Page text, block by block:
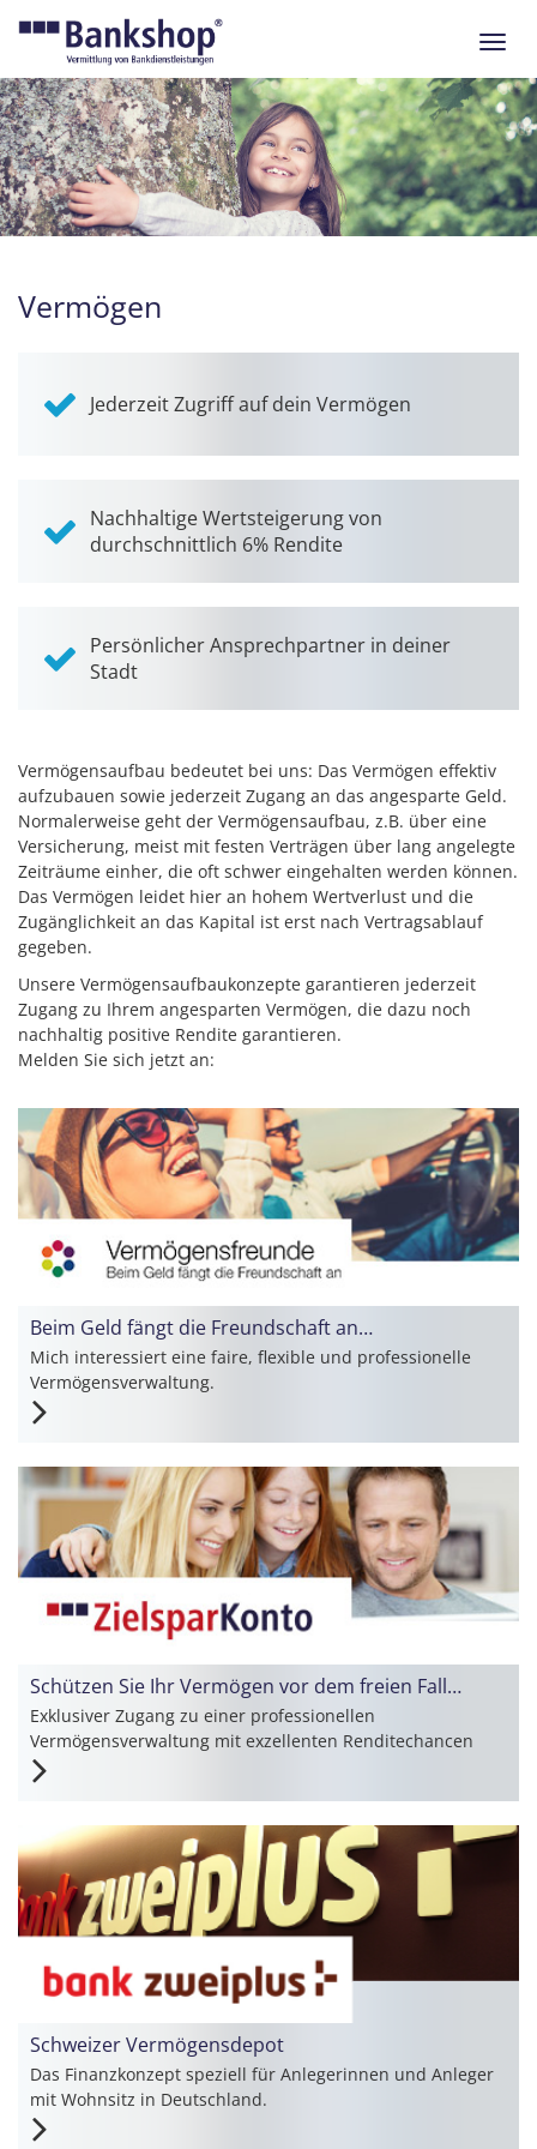
Vermögen
Jederzeit Zugriff auf dein Vermögen
Nachhaltige Wertsteigerung von
durchschnittlich 6% Rendite
Persönlicher Ansprechpartner in deiner
Stadt
Vermögensaufbau bedeutet bei uns: Das Vermögen effektiv
aufzubauen sowie jederzeit Zugang an das angesparte Geld.
Normalerweise geht der Vermögensaufbau, z.B. über eine
Versicherung, meist mit festen Verträgen über lang angelegte
Zeiträume einher, die oft schwer eingehalten werden können.
Das Vermögen leidet hier an hohem Wertverlust und die
Zugänglichkeit an das Kapital ist erst nach Vertragsablauf
gegeben.
Unsere Vermögensaufbaukonzepte garantieren jederzeit
Zugang zu Ihrem angesparten Vermögen, die dazu noch
nachhaltig positive Rendite garantieren.
Melden Sie sich jetzt an:
Beim Geld fängt die Freundschaft an…
Mich interessiert eine faire, flexible und professionelle
Vermögensverwaltung.
Schützen Sie Ihr Vermögen vor dem freien Fall…
Exklusiver Zugang zu einer professionellen
Vermögensverwaltung mit exzellenten Renditechancen
Schweizer Vermögensdepot
Das Finanzkonzept speziell für Anlegerinnen und Anleger
mit Wohnsitz in Deutschland.